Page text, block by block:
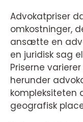
Advokatpriser
omkostninger,
ansætte en
en juridisk sag
Priserne
herunder
kompleksiteten
geografisk